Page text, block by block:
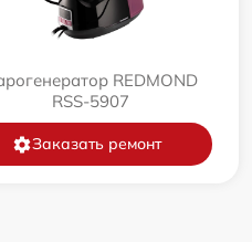
REDMOND
RSS-5907
Заказать ремонт